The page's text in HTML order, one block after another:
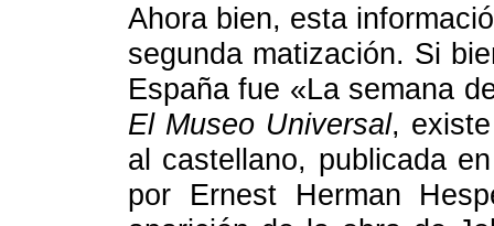
Ahora bien, esta
segunda matización. Si
España fue «La semana
El Museo Universal,
al castellano, publicada
por Ernest Herman